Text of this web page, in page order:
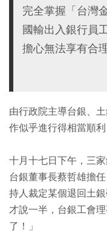
完全掌握「台灣
國輸出入銀行員
擔心無法享有合
由行政院主導台銀、
作似乎進行得相當順
十月十七日下午，三
台銀董事長蔡哲雄擔
持人裁定某個退回土
才說一半，台銀工會
了！」